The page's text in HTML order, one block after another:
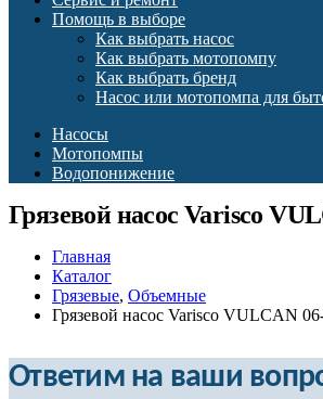
Помощь в выборе
Как выбрать насос
Как выбрать мотопомпу
Как выбрать бренд
Насос или мотопомпа для
Насосы
Мотопомпы
Водопонижение
Грязевой насос Varisco
Главная
Каталог
Грязевые, Объемные
Грязевой насос Varisco VULCAN
Ответим на ваши